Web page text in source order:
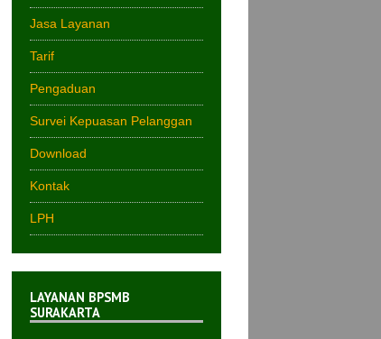
Jasa Layanan
Tarif
Pengaduan
Survei Kepuasan Pelanggan
Download
Kontak
LPH
LAYANAN BPSMB
SURAKARTA